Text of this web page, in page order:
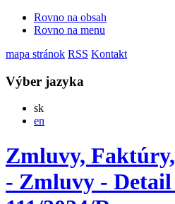
Rovno na obsah
Rovno na menu
mapa stránok RSS Kontakt
Výber jazyka
skSlovensky
en
Zmluvy,
- Zmluvy -